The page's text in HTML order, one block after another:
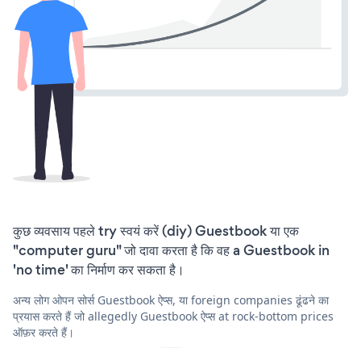
कुछ व्यवसाय पहले try स्वयं करें (diy) Guestbook या एक
"computer guru" जो दावा करता है कि वह a Guestbook in
'no time' का निर्माण कर सकता है।
अन्य लोग ओपन सोर्स Guestbook ऐप्स, या foreign companies ढूंढने का
प्रयास करते हैं जो allegedly Guestbook ऐप्स at rock-bottom prices
ऑफ़र करते हैं।